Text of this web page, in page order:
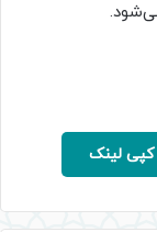
کپی لینک